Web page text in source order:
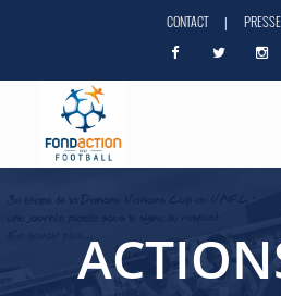
CONTACT | PRESSE